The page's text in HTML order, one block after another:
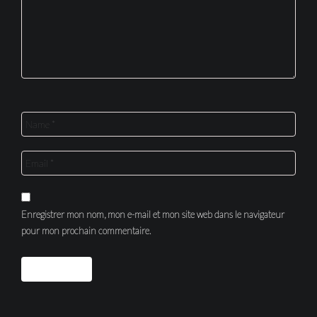
Enregistrer mon nom, mon e-mail et mon site web dans le navigateur
pour mon prochain commentaire.